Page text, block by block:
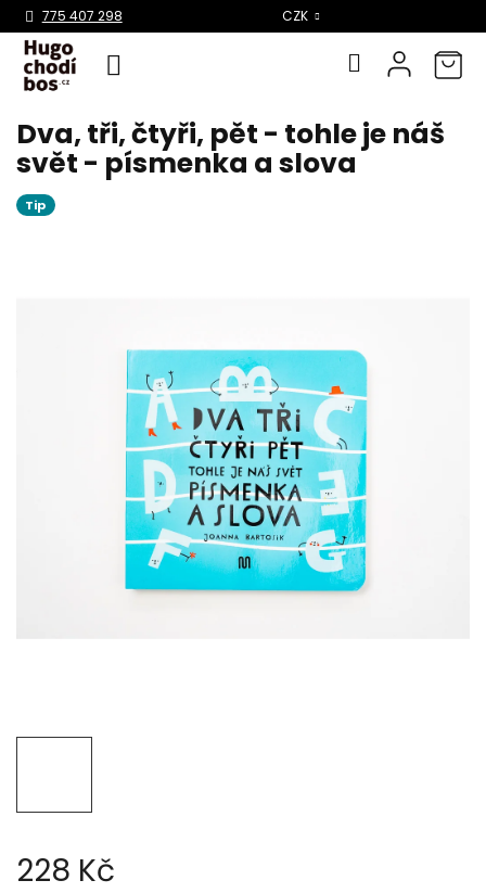
Přejít
obsah
775 407 298 CZK
Dva, tři, čtyři, pět - tohle je náš
svět - písmenka a slova
Tip
228 Kč